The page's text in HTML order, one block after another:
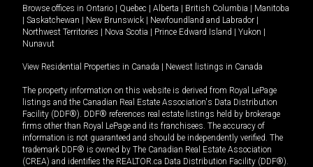
Browse offices in Ontario | Quebec | Alberta | British Columbia | Manitoba
| Saskatchewan | New Brunswick | Newfoundland and Labrador |
Northwest Territories | Nova Scotia | Prince Edward Island | Yukon |
Nunavut
View Residential Properties in Canada | Newest listings in Canada
The property information on this website is derived from Royal LePage
listings and the Canadian Real Estate Association's Data Distribution
Facility (DDF®). DDF® references real estate listings held by brokerage
firms other than Royal LePage and its franchisees. The accuracy of
information is not guaranteed and should be independently verified. The
trademark DDF® is owned by The Canadian Real Estate Association
(CREA) and identifies the REALTOR.ca Data Distribution Facility (DDF®).